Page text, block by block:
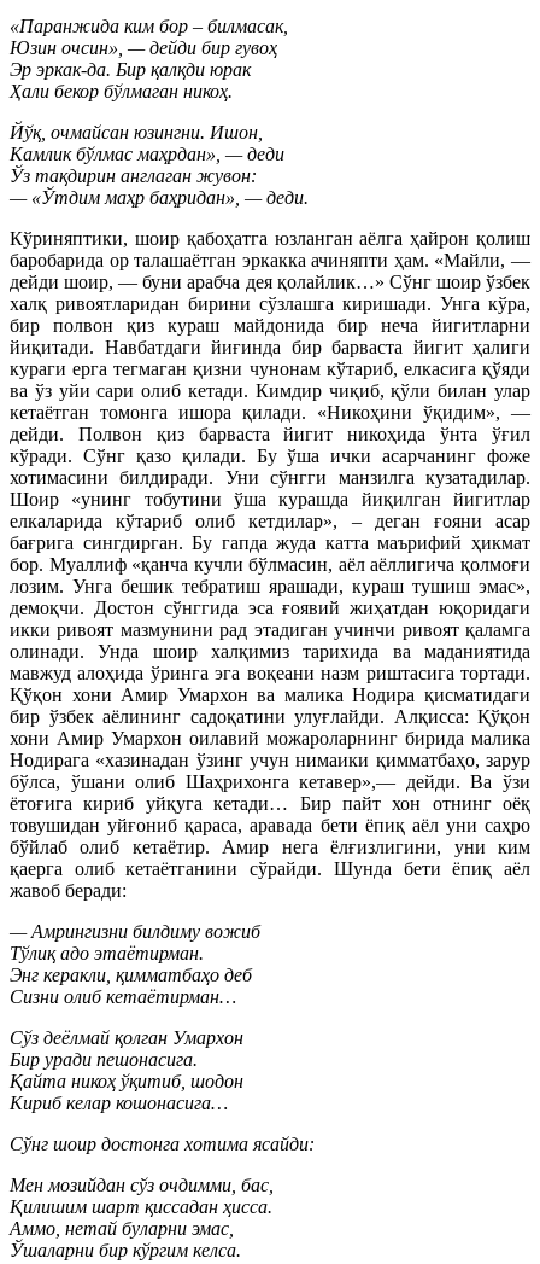
«Паранжида ким бор – билмасак,
Юзин очсин», — дейди бир гувоҳ
Эр эркак-да. Бир қалқди юрак
Ҳали бекор бўлмаган никоҳ.
Йўқ, очмайсан юзингни. Ишон,
Камлик бўлмас маҳрдан», — деди
Ўз тақдирин англаган жувон:
— «Ўтдим маҳр баҳридан», — деди.
Кўриняптики, шоир қабоҳатга юзланган аёлга ҳайрон қолиш
баробарида ор талашаётган эркакка ачиняпти ҳам. «Майли, —
дейди шоир, — буни арабча дея қолайлик…» Сўнг шоир ўзбек
халқ ривоятларидан бирини сўзлашга киришади. Унга кўра,
бир полвон қиз кураш майдонида бир неча йигитларни
йиқитади. Навбатдаги йиғинда бир барваста йигит ҳалиги
кураги ерга тегмаган қизни чунонам кўтариб, елкасига қўяди
ва ўз уйи сари олиб кетади. Кимдир чиқиб, қўли билан улар
кетаётган томонга ишора қилади. «Никоҳини ўқидим», —
дейди. Полвон қиз барваста йигит никоҳида ўнта ўғил
кўради. Сўнг қазо қилади. Бу ўша ички асарчанинг фоже
хотимасини билдиради. Уни сўнгги манзилга кузатадилар.
Шоир «унинг тобутини ўша курашда йиқилган йигитлар
елкаларида кўтариб олиб кетдилар», – деган ғояни асар
бағрига сингдирган. Бу гапда жуда катта маърифий ҳикмат
бор. Муаллиф «қанча кучли бўлмасин, аёл аёллигича қолмоғи
лозим. Унга бешик тебратиш ярашади, кураш тушиш эмас»,
демоқчи. Достон сўнггида эса ғоявий жиҳатдан юқоридаги
икки ривоят мазмунини рад этадиган учинчи ривоят қаламга
олинади. Унда шоир халқимиз тарихида ва маданиятида
мавжуд алоҳида ўринга эга воқеани назм риштасига тортади.
Қўқон хони Амир Умархон ва малика Нодира қисматидаги
бир ўзбек аёлининг садоқатини улуғлайди. Алқисса: Қўқон
хони Амир Умархон оилавий можароларнинг бирида малика
Нодирага «хазинадан ўзинг учун нимаики қимматбаҳо, зарур
бўлса, ўшани олиб Шаҳрихонга кетавер»,— дейди. Ва ўзи
ётоғига кириб уйқуга кетади… Бир пайт хон отнинг оёқ
товушидан уйғониб қараса, аравада бети ёпиқ аёл уни саҳро
бўйлаб олиб кетаётир. Амир нега ёлғизлигини, уни ким
қаерга олиб кетаётганини сўрайди. Шунда бети ёпиқ аёл
жавоб беради:
— Амрингизни билдиму вожиб
Тўлиқ адо этаётирман.
Энг керакли, қимматбаҳо деб
Сизни олиб кетаётирман…
Сўз деёлмай қолган Умархон
Бир уради пешонасига.
Қайта никоҳ ўқитиб, шодон
Кириб келар кошонасига…
Сўнг шоир достонга хотима ясайди:
Мен мозийдан сўз очдимми, бас,
Қилишим шарт қиссадан ҳисса.
Аммо, нетай буларни эмас,
Ўшаларни бир кўргим келса.